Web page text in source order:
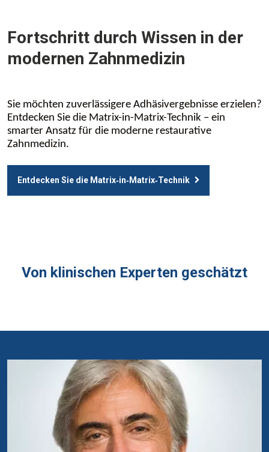
Fortschritt durch Wissen in der
modernen Zahnmedizin
Sie möchten zuverlässigere Adhäsivergebnisse erzielen?
Entdecken Sie die Matrix-in-Matrix-Technik – ein
smarter Ansatz für die moderne restaurative
Zahnmedizin.
Entdecken Sie die Matrix‑in‑Matrix‑Technik
Von klinischen Experten geschätzt